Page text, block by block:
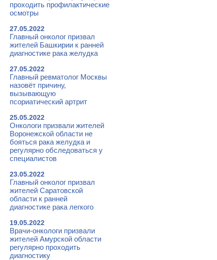
проходить профилактические
осмотры
27.05.2022
Главный онколог призвал
жителей Башкирии к ранней
диагностике рака желудка
27.05.2022
Главный ревматолог Москвы
назовёт причину,
вызывающую
псориатический артрит
25.05.2022
Онкологи призвали жителей
Воронежской области не
бояться рака желудка и
регулярно обследоваться у
специалистов
23.05.2022
Главный онколог призвал
жителей Саратовской
области к ранней
диагностике рака легкого
19.05.2022
Врачи-онкологи призвали
жителей Амурской области
регулярно проходить
диагностику